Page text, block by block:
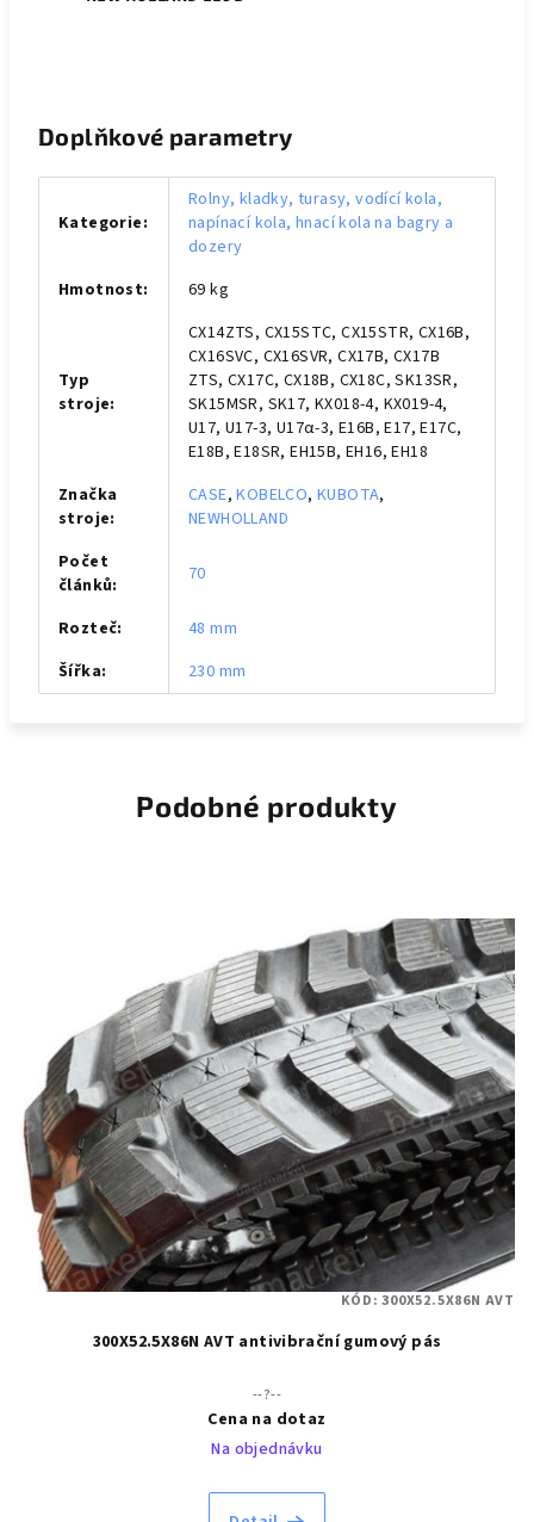
Doplňkové parametry
Kategorie:
Rolny, kladky, turasy, vodící kola,
napínací kola, hnací kola na bagry a
dozery
Hmotnost: 69 kg
Typ
stroje:
CX14ZTS, CX15STC, CX15STR, CX16B,
CX16SVC, CX16SVR, CX17B, CX17B
ZTS, CX17C, CX18B, CX18C, SK13SR,
SK15MSR, SK17, KX018-4, KX019-4,
U17, U17-3, U17α-3, E16B, E17, E17C,
E18B, E18SR, EH15B, EH16, EH18
Značka
stroje:
CASE,KOBELCO,KUBOTA,
NEWHOLLAND
Počet
článků: 70
Rozteč:
48 mm
Šířka: 230 mm
Podobné produkty
300X52.5X86N AVT antivibrační gumový pás
--?--
Cena na dotaz
Na objednávku
KÓD:300X52.5X86N AVT